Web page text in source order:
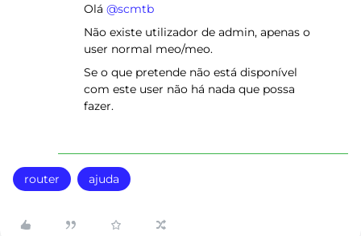
Olá ​ @scmtb
Não existe utilizador de admin, apenas o
user normal meo/meo.
Se o que pretende não está disponível
com este user não há nada que possa
fazer.
router ajuda